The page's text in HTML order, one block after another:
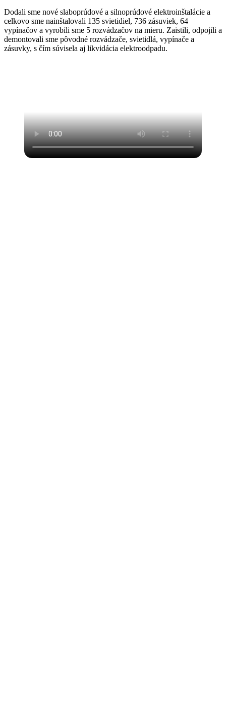
Dodali sme nové slaboprúdové a silnoprúdové elektroinštalácie a
celkovo sme nainštalovali 135 svietidiel, 736 zásuviek, 64
vypínačov a vyrobili sme 5 rozvádzačov na mieru. Zaistili, odpojili a
demontovali sme pôvodné rozvádzače, svietidlá, vypínače a
zásuvky, s čím súvisela aj likvidácia elektroodpadu.